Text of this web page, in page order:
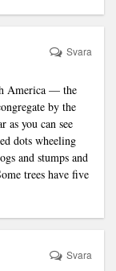
America — the
by the
as you can see
dots wheeling
and stumps and
trees have five
Svara
Svara